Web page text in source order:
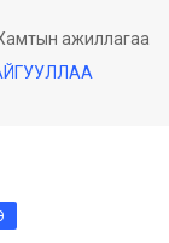
ажиллагаа